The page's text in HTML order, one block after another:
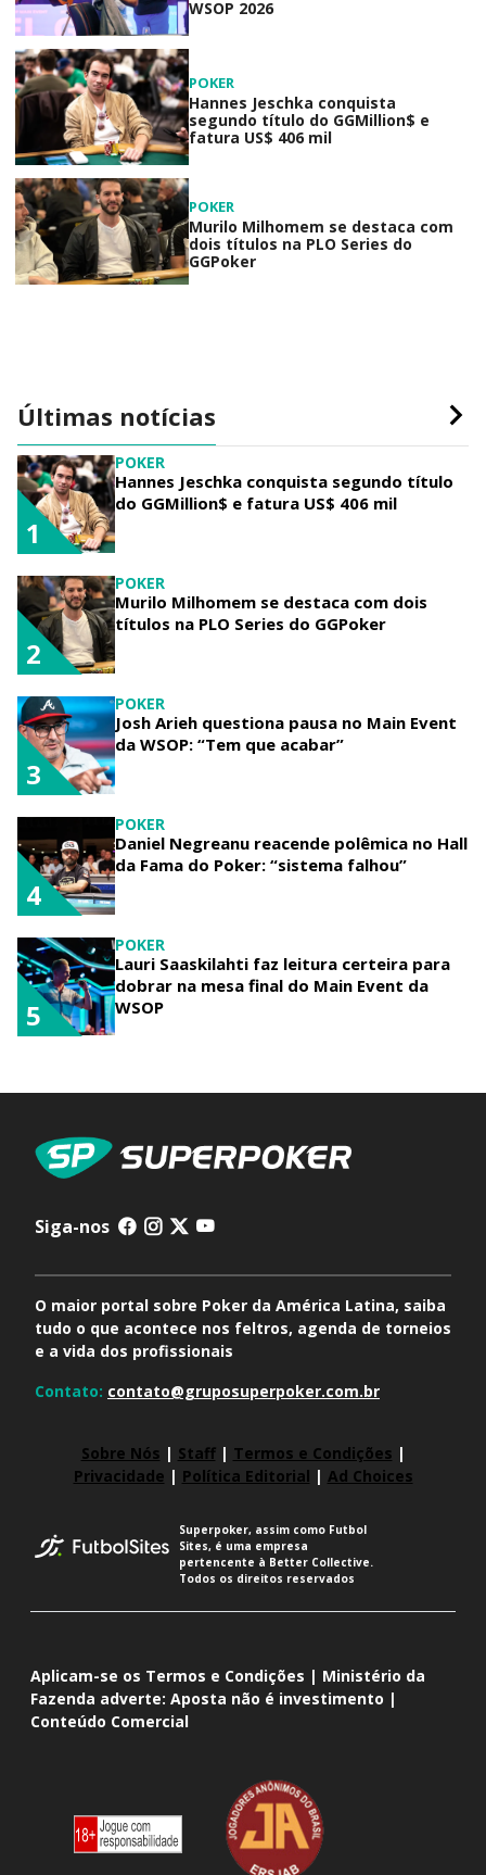
WSOP 2026
POKER
Hannes Jeschka conquista
segundo título do GGMillion$ e
fatura US$ 406 mil
POKER
Murilo Milhomem se destaca com
dois títulos na PLO Series do
GGPoker
Últimas notícias
POKER
Hannes Jeschka conquista segundo título
do GGMillion$ e fatura US$ 406 mil
1
POKER
Murilo Milhomem se destaca com dois
títulos na PLO Series do GGPoker
2
POKER
Josh Arieh questiona pausa no Main Event
da WSOP: “Tem que acabar”
3
POKER
Daniel Negreanu reacende polêmica no Hall
da Fama do Poker: “sistema falhou”
4
POKER
Lauri Saaskilahti faz leitura certeira para
dobrar na mesa final do Main Event da
WSOP
5
Siga-nos
O maior portal sobre Poker da América Latina, saiba
tudo o que acontece nos feltros, agenda de torneios
e a vida dos profissionais
Contato: contato@gruposuperpoker.com.br
Sobre Nós | Staff| Termos e Condições |
Privacidade | Política Editorial | Ad Choices
Superpoker, assim como Futbol
Sites, é uma empresa
pertencente à Better Collective.
Todos os direitos reservados
Aplicam-se os Termos e Condições | Ministério da
Fazenda adverte: Aposta não é investimento |
Conteúdo Comercial